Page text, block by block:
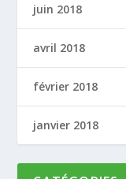
juin 2018
avril 2018
février 2018
janvier 2018